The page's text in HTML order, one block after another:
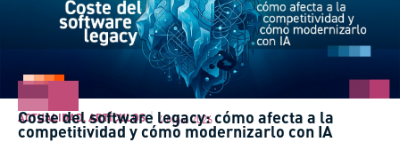
ACTUALIDAD ARTÍCULOS 4 Maio 2026
Coste del software legacy: cómo afecta a la
competitividad y cómo modernizarlo con IA